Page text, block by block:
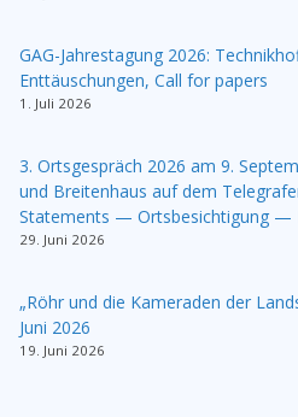
GAG-Jahrestagung 2026:
Enttäuschungen, Call for papers
1. Juli 2026
3. Ortsgespräch 2026 am 9.
und Breitenhaus auf dem
Statements — Ortsbesichtigung —
29. Juni 2026
„Röhr und die Kameraden der
Juni 2026
19. Juni 2026